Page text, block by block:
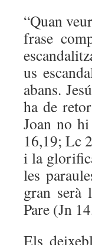
“Quan
frase
us
abans.
ha de
Joan no
16,19; Lc
i la
les
gran serà
Pare (Jn
Els